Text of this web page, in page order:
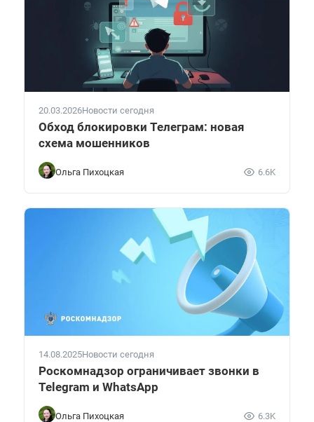
20.03.2026Новости сегодня
Обход блокировки Телеграм: новая
схема мошенников
Ольга Пихоцкая 6.6K
14.08.2025Новости сегодня
Роскомнадзор ограничивает звонки в
Telegram и WhatsApp
Ольга Пихоцкая 6.3K